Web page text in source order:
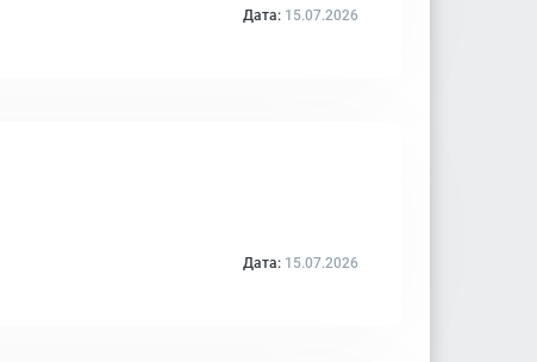
Дата: 15.07.2026
Дата: 15.07.2026